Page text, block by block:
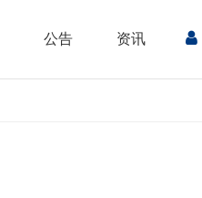
公告 资讯 